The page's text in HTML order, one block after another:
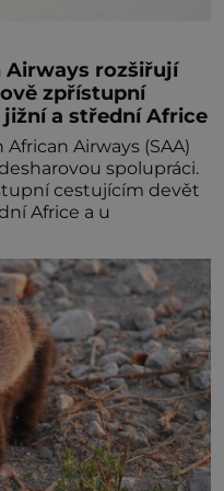
Airways rozšiřují
zpřístupní
a střední Africe
Airways (SAA)
spolupráci.
cestujícím devět
Africe a u